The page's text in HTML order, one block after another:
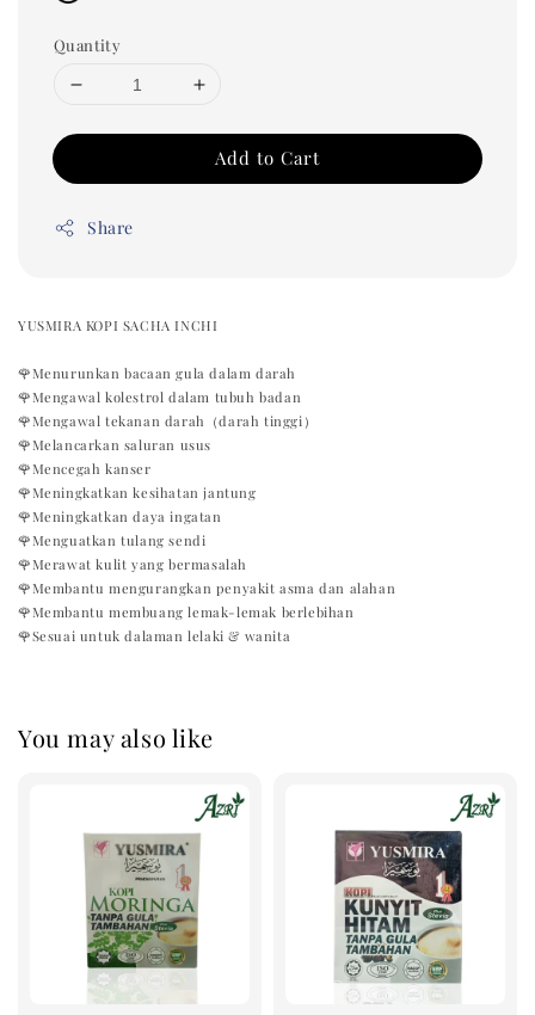
Quantity
Add to Cart
Share
YUSMIRA KOPI SACHA INCHI
🌹Menurunkan bacaan gula dalam darah
🌹Mengawal kolestrol dalam tubuh badan
🌹Mengawal tekanan darah（darah tinggi）
🌹Melancarkan saluran usus
🌹Mencegah kanser
🌹Meningkatkan kesihatan jantung
🌹Meningkatkan daya ingatan
🌹Menguatkan tulang sendi
🌹Merawat kulit yang bermasalah
🌹Membantu mengurangkan penyakit asma dan alahan
🌹Membantu membuang lemak-lemak berlebihan
🌹Sesuai untuk dalaman lelaki & wanita
You may also like